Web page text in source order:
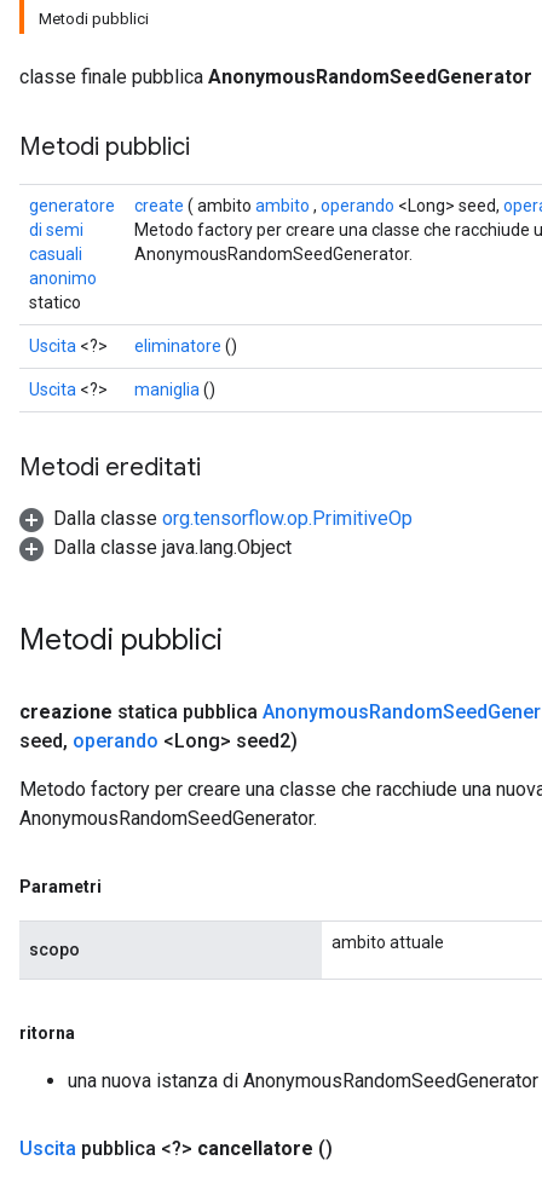
Metodi pubblici
classe finale pubblica AnonymousRandomSeedGenerator
Metodi pubblici
generatore
di semi
casuali
anonimo
statico
create ( ambito ambito , operando <Long> seed,
Metodo factory per creare una classe che racchiude
AnonymousRandomSeedGenerator.
Uscita <?> eliminatore ()
Uscita <?> maniglia ()
Metodi ereditati
Dalla classe org.tensorflow.op.PrimitiveOp
Dalla classe java.lang.Object
Metodi pubblici
creazione statica pubblica AnonymousRandomSeed
seed, operando <Long> seed2)
Metodo factory per creare una classe che racchiude una
AnonymousRandomSeedGenerator.
Parametri
scopo ambito attuale
ritorna
una nuova istanza di AnonymousRandomSeedGenerator
Uscita pubblica <?> cancellatore ()